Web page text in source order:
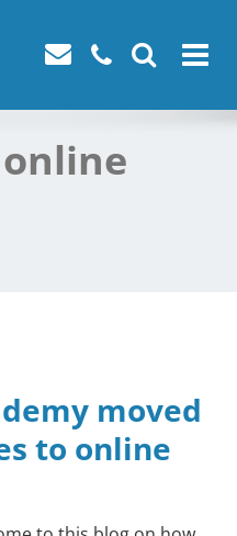
Toggle
online
moved
to online